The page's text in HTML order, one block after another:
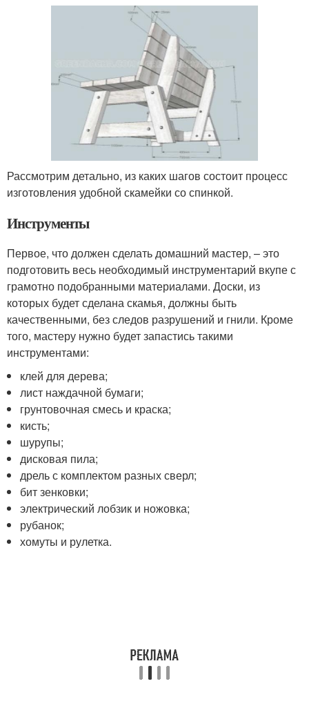
Рассмотрим детально, из каких шагов состоит процесс
изготовления удобной скамейки со спинкой.
Инструменты
Первое, что должен сделать домашний мастер, – это
подготовить весь необходимый инструментарий вкупе с
грамотно подобранными материалами. Доски, из
которых будет сделана скамья, должны быть
качественными, без следов разрушений и гнили. Кроме
того, мастеру нужно будет запастись такими
инструментами:
клей для дерева;
лист наждачной бумаги;
грунтовочная смесь и краска;
кисть;
шурупы;
дисковая пила;
дрель с комплектом разных сверл;
бит зенковки;
электрический лобзик и ножовка;
рубанок;
хомуты и рулетка.